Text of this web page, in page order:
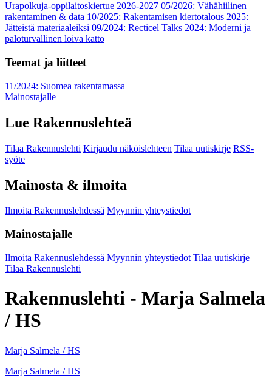
Urapolkuja-oppilaitoskiertue 2026-2027 05/2026: Vähähiilinen
rakentaminen & data 10/2025: Rakentamisen kiertotalous 2025:
Jätteistä materiaaleiksi 09/2024: Recticel Talks 2024: Moderni ja
paloturvallinen loiva katto
Teemat ja liitteet
11/2024: Suomea rakentamassa
Mainostajalle
Lue Rakennuslehteä
Tilaa Rakennuslehti Kirjaudu näköislehteen Tilaa uutiskirje RSS-
syöte
Mainosta & ilmoita
Ilmoita Rakennuslehdessä Myynnin yhteystiedot
Mainostajalle
Ilmoita Rakennuslehdessä Myynnin yhteystiedot Tilaa uutiskirje
Tilaa Rakennuslehti
Rakennuslehti - Marja Salmela
/ HS
Marja Salmela / HS
Marja Salmela / HS